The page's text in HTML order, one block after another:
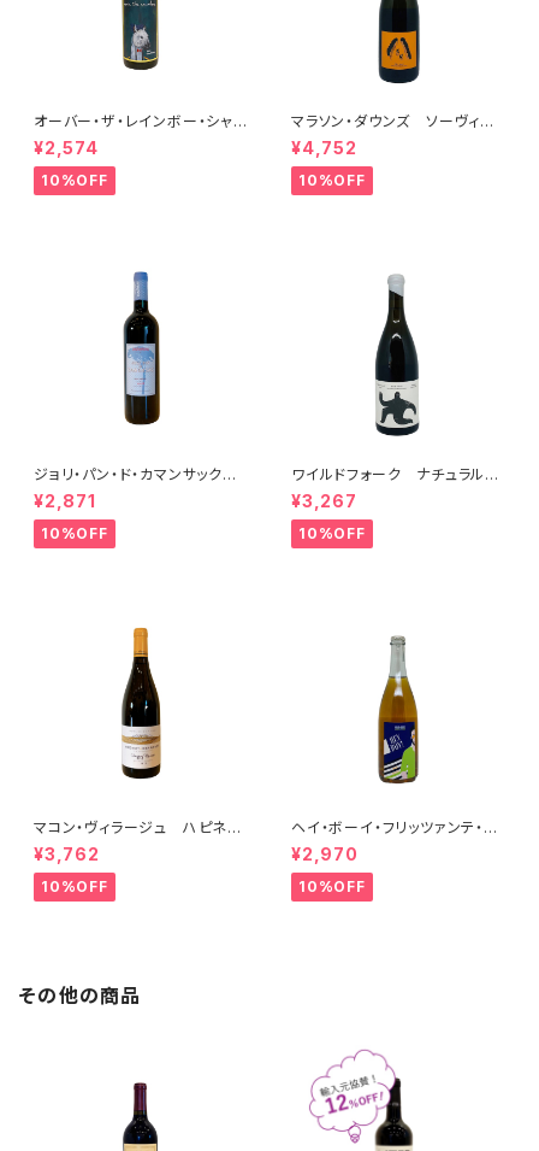
オーバー・ザ・レインボー・シャル
ドネ(午) 2025
¥2,574
10%OFF
マラソン・ダウンズ ソーヴィニ
ヨン・ブラン ペティアンナチュ
ール 2022
¥4,752
10%OFF
ジョリ・パン・ド・カマンサック 2
018
¥2,871
10%OFF
ワイルドフォーク ナチュラル
シャルドネ 2023
¥3,267
10%OFF
マコン・ヴィラージュ ハピネ
ス 2023 ブレノ・ベランジェ
¥3,762
10%OFF
ヘイ・ボーイ・フリッツァンテ・ビ
アンコ 2022 オールド・ボー
イ
¥2,970
10%OFF
その他の商品